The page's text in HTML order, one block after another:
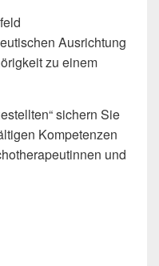
Ausrichtung
zu einem
sichern Sie
Kompetenzen
und